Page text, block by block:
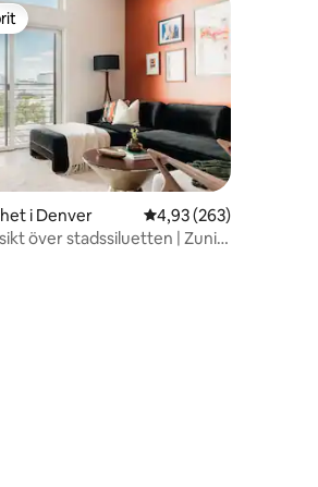
betyg, 145 omdömen
i Denver 4,93 av 5 i
4,93 (263)
över stadssiluetten | Zuni